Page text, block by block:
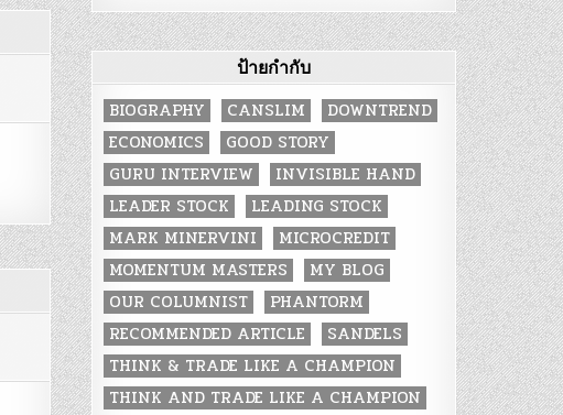
ป้ายกำกับ
BIOGRAPHY CANSLIM
DOWNTREND
ECONOMICS
GOOD STORY
GURU INTERVIEW
INVISIBLE HAND
LEADER STOCK
LEADING STOCK
MARK MINERVINI
MICROCREDIT
MOMENTUM MASTERS
MY BLOG
OUR COLUMNIST
PHANTORM
RECOMMENDED ARTICLE
SANDELS
THINK & TRADE LIKE A CHAMPION
THINK AND TRADE LIKE A CHAMPION